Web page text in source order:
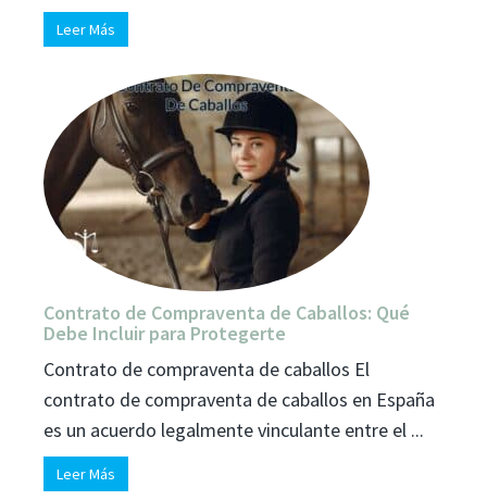
Leer Más
Contrato de Compraventa de Caballos: Qué
Debe Incluir para Protegerte
Contrato de compraventa de caballos El
contrato de compraventa de caballos en España
es un acuerdo legalmente vinculante entre el ...
Leer Más